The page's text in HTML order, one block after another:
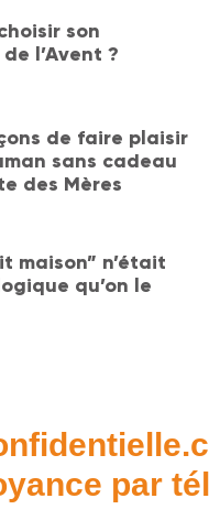
son
l’Avent ?
de faire plaisir
sans cadeau
des Mères
maison” n’était
qu’on le
par